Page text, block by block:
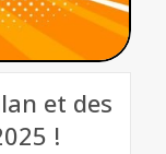
et des
!